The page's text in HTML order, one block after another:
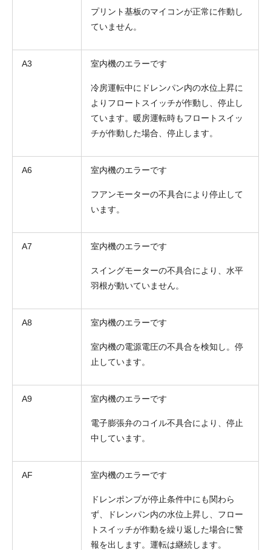
プリント基板のマイコンが正常に作動し
ていません。
A3 室内機のエラーです
冷房運転中にドレンパン内の水位上昇に
よりフロートスイッチが作動し、停止し
ています。暖房運転時もフロートスイッ
チが作動した場合、停止します。
A6 室内機のエラーです
フアンモーターの不具合により停止して
います。
A7 室内機のエラーです
スイングモーターの不具合により、水平
羽根が動いていません。
A8 室内機のエラーです
室内機の電源電圧の不具合を検知し。停
止しています。
A9 室内機のエラーです
電子膨張弁のコイル不具合により、停止
中しています。
AF 室内機のエラーです
ドレンポンプが停止条件中にも関わら
ず、ドレンパン内の水位上昇し、フロー
トスイッチが作動を繰り返した場合に警
報を出します。運転は継続します。